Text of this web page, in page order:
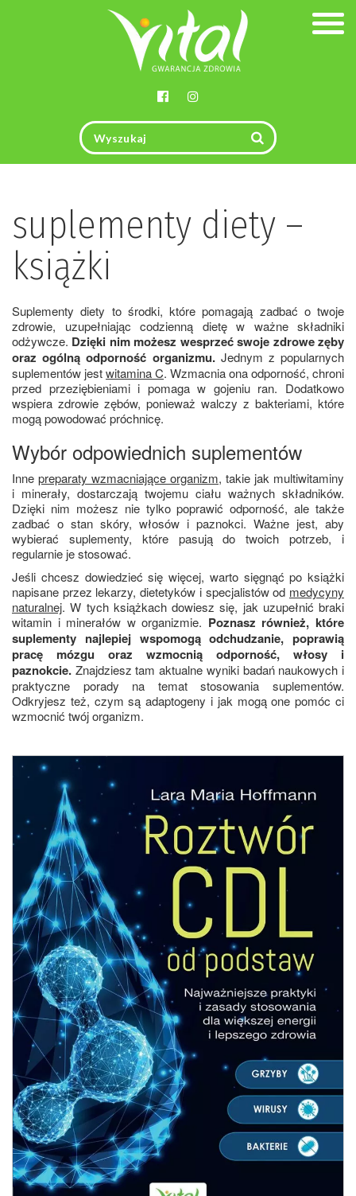
suplementy diety –
książki
Suplementy diety to środki, które pomagają zadbać o twoje
zdrowie, uzupełniając codzienną dietę w ważne składniki
odżywcze. Dzięki nim możesz wesprzeć swoje zdrowe zęby
oraz ogólną odporność organizmu.Jednym z popularnych
suplementów jestwitamina C. Wzmacnia ona odporność, chroni
przed przeziębieniami i pomaga w gojeniu ran. Dodatkowo
wspiera zdrowie zębów, ponieważ walczy z bakteriami, które
mogą powodować próchnicę.
Wybór odpowiednich suplementów
Inne preparaty wzmacniające organizm, takie jak multiwitaminy
i minerały, dostarczają twojemu ciału ważnych składników.
Dzięki nim możesz nie tylko poprawić odporność, ale także
zadbać o stan skóry, włosów i paznokci. Ważne jest, aby
wybierać suplementy, które pasują do twoich potrzeb, i
regularnie je stosować.
Jeśli chcesz dowiedzieć się więcej, warto sięgnąć po książki
napisane przez lekarzy, dietetyków i specjalistów od medycyny
naturalnej. W tych książkach dowiesz się, jak uzupełnić braki
witamin i minerałów w organizmie. Poznasz również, które
suplementy najlepiej wspomogą odchudzanie, poprawią
pracę mózgu oraz wzmocnią odporność, włosy i
paznokcie. Znajdziesz tam aktualne wyniki badań naukowych i
praktyczne porady na temat stosowania suplementów.
Odkryjesz też, czym są adaptogeny i jak mogą one pomóc ci
wzmocnić twój organizm.